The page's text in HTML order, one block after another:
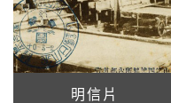
明信片